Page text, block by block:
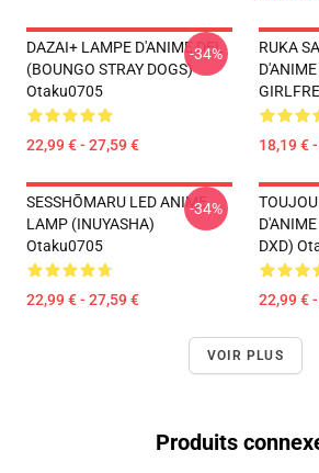
DAZAI+ LAMPE D'ANIME DEL
(BOUNGO STRAY DOGS)
Otaku0705
22,99 € - 27,59 €
-34%
RUKA
D'ANIME
18,19 €
SESSHŌMARU LED ANIME
LAMP (INUYASHA)
Otaku0705
22,99 € - 27,59 €
-34%
DXD)
22,99 €
VOIR PLUS
Produits